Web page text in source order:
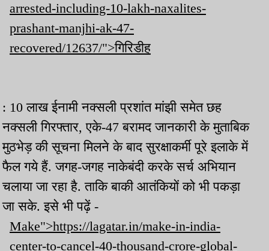
arrested-including-10-lakh-naxalites-
prashant-manjhi-ak-47-
recovered/12637/">गिरिडीह
: 10 लाख ईनामी नक्सली प्रशांत मांझी समेत छह
नक्सली गिरफ्तार, एके-47 बरामद जानकारी के मुताबिक
मुठभेड़ की सूचना मिलने के बाद सुरक्षाकर्मी पूरे इलाके में
फैल गये हैं. जगह-जगह नाकेबंदी करके सर्च अभियान
चलाया जा रहा है. ताकि बाकी आतंकियों को भी पकड़ा
जा सके. इसे भी पढ़ें -
Make">https://lagatar.in/make-in-india-
center-to-cancel-40-thousand-crore-global-